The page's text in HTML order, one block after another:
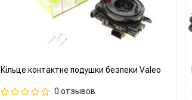
Кільце контактне подушки безпеки Valeo
0 отзывов